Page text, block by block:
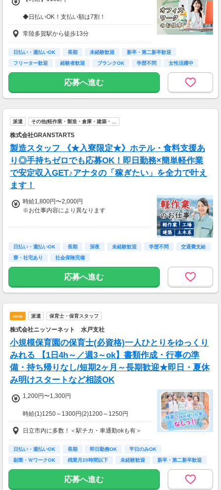
◆日払いOK！支払い額は7割！
※規定・支払い条件有
常陸多賀駅から徒歩13分
日払い・週払いOK 長期 未経験歓迎
新卒・第二新卒歓迎
フリーター歓迎
経験者歓迎 ブランクOK 学歴不問 女性活躍中
応募へ進む
派遣 その他(軽作業・製造・倉庫・建築・…
株式会社GRANSTARTS
製造スタッフ 《★入寮限定★》ホテル・食料支援あ
り◎手持ちゼロでも応募OK！即日勤務×簡単軽作業
で安定収入GET♪アナタの「稼ぎたい」を全力で叶え
ます！
時給1,800円〜2,000円
※お仕事内容により異なります
＼最大時給2,000円も可能！／
＜各種手当＞
・深夜手当：時給2,000円〜
・休日出勤手当：時給2,160円〜
当）
日払い・週払いOK 長期 深夜 未経験歓迎 学歴不問
交通費支給
寮・社宅あり
社会保険完備
応募へ進む
new 派遣 保育士・保育スタッフ
株式会社ニッソーネット 水戸支社
小規模保育園の保育士(必資格)一人ひとりをゆっくり
みれる 【1日4h～／週3～ok】書類作成・行事の準
備・持ち帰りなし/短期2ヶ月～長期歓迎★即日・夏休
み明けスタートなど相談OK
1,200円〜1,300円
時給(1)1250～1300円(2)1200～1250円
(1)週40ｈ以上
(2)週40ｈ未満
【月収例】
228800円（時給1300円×8h×22日)
★シフト例：9-18時、7-11時、8-12時、9-16時
日立市内に多数！＜駅チカ・車通勤okも有＞
日払い・週払いOK 長期 即日勤務OK
平日のみOK
副業・ＷワークOK
残業月20時間以下 未経験歓迎
新卒・第二新卒歓迎
フリーター歓迎
応募へ進む